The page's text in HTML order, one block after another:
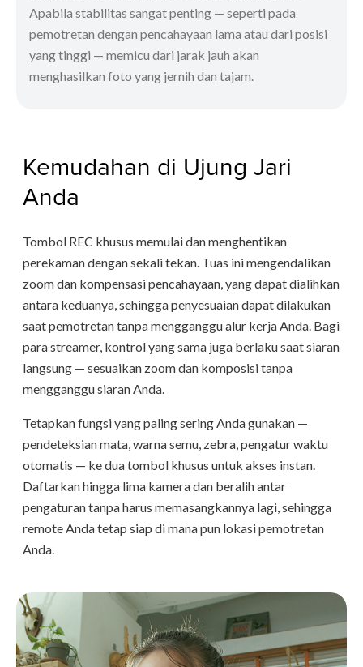
Apabila stabilitas sangat penting — seperti pada
pemotretan dengan pencahayaan lama atau dari posisi
yang tinggi — memicu dari jarak jauh akan
menghasilkan foto yang jernih dan tajam.
Kemudahan di Ujung Jari
Anda
Tombol REC khusus memulai dan menghentikan
perekaman dengan sekali tekan. Tuas ini mengendalikan
zoom dan kompensasi pencahayaan, yang dapat dialihkan
antara keduanya, sehingga penyesuaian dapat dilakukan
saat pemotretan tanpa mengganggu alur kerja Anda. Bagi
para streamer, kontrol yang sama juga berlaku saat siaran
langsung — sesuaikan zoom dan komposisi tanpa
mengganggu siaran Anda.
Tetapkan fungsi yang paling sering Anda gunakan —
pendeteksian mata, warna semu, zebra, pengatur waktu
otomatis — ke dua tombol khusus untuk akses instan.
Daftarkan hingga lima kamera dan beralih antar
pengaturan tanpa harus memasangkannya lagi, sehingga
remote Anda tetap siap di mana pun lokasi pemotretan
Anda.